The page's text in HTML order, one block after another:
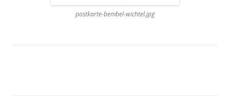
postkarte-bembel-wichtel.jpg